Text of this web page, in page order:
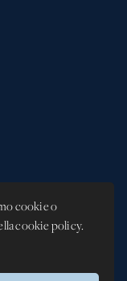
cookie o
cookie policy.